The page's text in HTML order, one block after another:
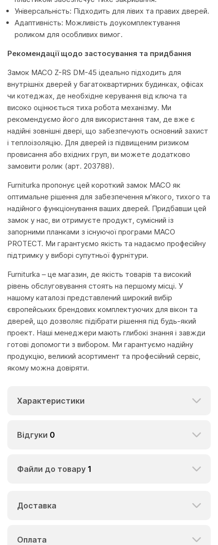
Універсальність: Підходить для лівих та правих дверей.
Адаптивність: Можливість доукомплектування
роликом для особливих вимог.
Рекомендації щодо застосування та придбання
Замок MACO Z-RS DM-45 ідеально підходить для
внутрішніх дверей у багатоквартирних будинках, офісах
чи котеджах, де необхідне керування від ключа та
високо оцінюється тиха робота механізму. Ми
рекомендуємо його для використання там, де вже є
надійні зовнішні двері, що забезпечують основний захист
і теплоізоляцію. Для дверей із підвищеним ризиком
провисання або вхідних груп, ви можете додатково
замовити ролик (арт. 203788).
Furniturka пропонує цей короткий замок MACO як
оптимальне рішення для забезпечення м'якого, тихого та
надійного функціонування ваших дверей. Придбавши цей
замок у нас, ви отримуєте продукт, сумісний із
запорними планками з існуючої програми MACO
PROTECT. Ми гарантуємо якість та надаємо професійну
підтримку у виборі супутньої фурнітури.
Furniturka – це магазин, де якість товарів та високий
рівень обслуговування стоять на першому місці. У
нашому каталозі представлений широкий вибір
європейських брендових комплектуючих для вікон та
дверей, що дозволяє підібрати рішення під будь-який
проект. Наші менеджери мають глибокі знання і завжди
готові допомогти з вибором. Ми гарантуємо надійну
продукцію, великий асортимент та професійний сервіс,
якому можна довіряти.
Характеристики
Відгуки 0
Файли до товару 1
Доставка
Оплата